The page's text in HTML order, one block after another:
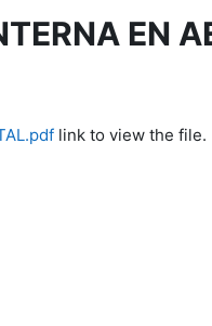
EN
link to view the file.